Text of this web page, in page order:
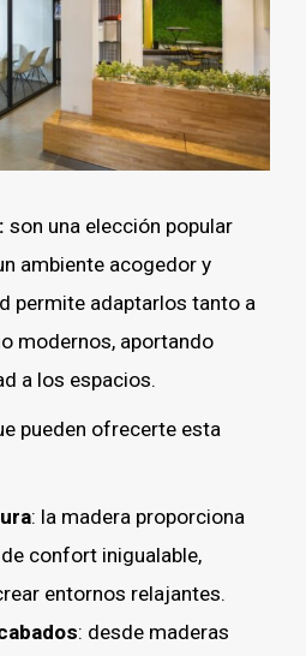
son una elección popular
ambiente acogedor y
permite adaptarlos tanto a
modernos, aportando
a los espacios.
pueden ofrecerte esta
: la madera proporciona
confort inigualable,
entornos relajantes.
: desde maderas